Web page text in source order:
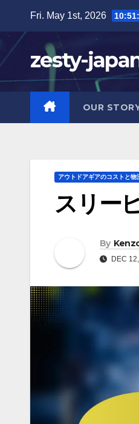
content
Fri. May 1st, 2026
zesty-
OUR
アウトドアギアのコストと物
スリー
By
DEC